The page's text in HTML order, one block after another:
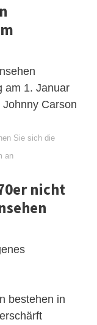
am 1. Januar
Carson
Sie sich die
an
nicht
bestehen in